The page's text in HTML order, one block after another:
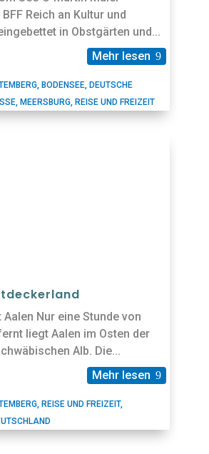
Reich an Kultur und
in Obstgärten und...
Mehr lesen
, BODENSEE, DEUTSCHE
, MEERSBURG, REISE UND FREIZEIT
Nur eine Stunde von
liegt Aalen im Osten der
Alb. Die...
Mehr lesen
, REISE UND FREIZEIT,